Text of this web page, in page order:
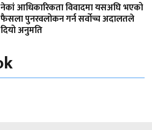
नेकां आधिकारिकता विवादमा यसअघि भएको
फैसला पुनरवलोकन गर्न सर्वोच्च अदालतले
दियो अनुमति